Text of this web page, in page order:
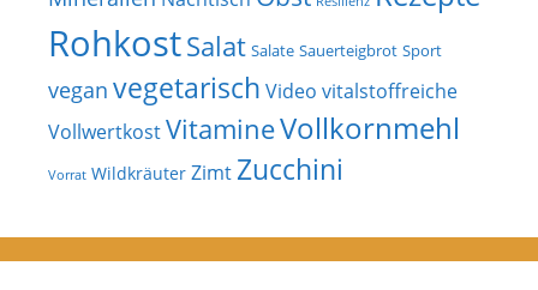
RohkostSalat Salate Sauerteigbrot Sport
vegan vegetarisch Video vitalstoffreiche
VollwertkostVitamineVollkornmehl
Vorrat Wildkräuter Zimt Zucchini